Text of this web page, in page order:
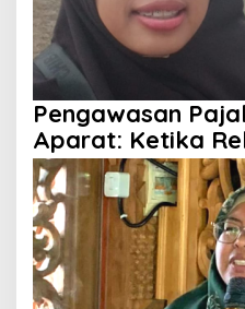
Pengawasan
Aparat: Ketika
dengan Rakyat